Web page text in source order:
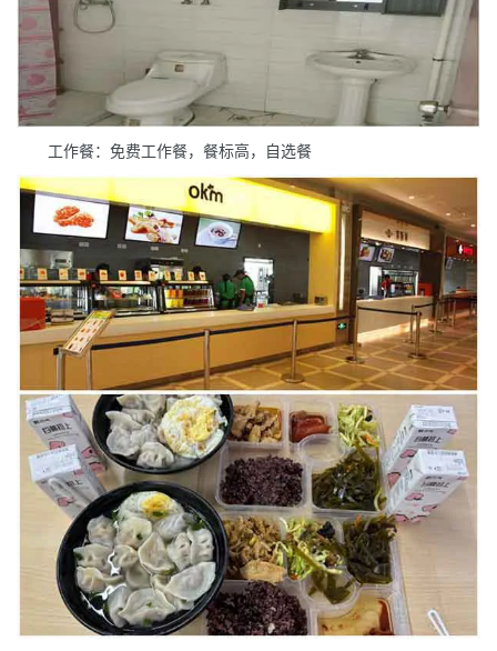
工作餐：免费工作餐，餐标高，自选餐